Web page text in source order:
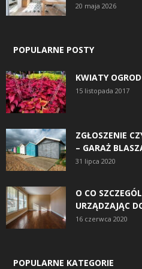
20 maja 2026
POPULARNE POSTY
KWIATY
15 listopada 2017
ZGŁOSZENIE
– GARAŻ
31 lipca 2020
O CO
URZĄDZAJĄC
16 czerwca 2020
POPULARNE KATEGORIE